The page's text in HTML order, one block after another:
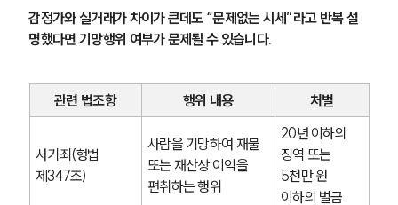
감정가와 실거래가 차이가 큰데도 “문제없는 시세”라고 반복 설
명했다면 기망행위 여부가 문제될 수 있습니다.
관련 법조항 행위 내용 처벌
사기죄(형법
제347조)
사람을 기망하여 재물
또는 재산상 이익을
편취하는 행위
20년 이하의
징역 또는
5천만 원
이하의 벌금